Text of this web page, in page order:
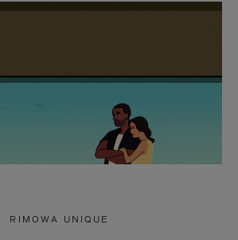
RIMOWA UNIQUE